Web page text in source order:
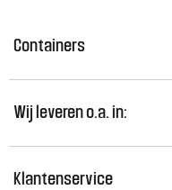
Containers
Wij leveren o.a. in:
Klantenservice